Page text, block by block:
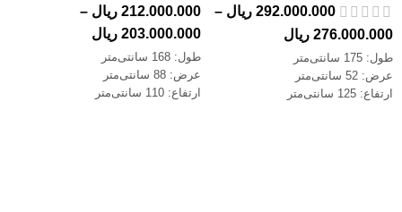
292.000.000 ریال –
276.000.000 ریال
طول: 175 سانتی‌متر
عرض: 52 سانتی‌متر
ارتفاع: 125 سانتی‌متر
212.000.000 ریال –
203.000.000 ریال
طول: 168 سانتی‌متر
عرض: 88 سانتی‌متر
ارتفاع: 110 سانتی‌متر